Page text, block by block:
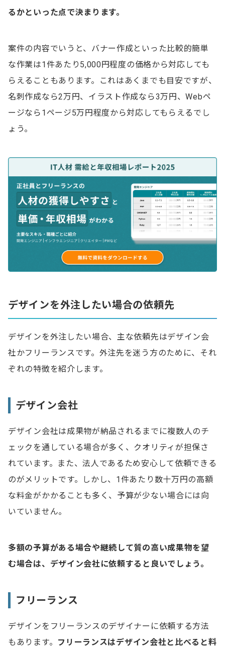
るかといった点で決まります。
案件の内容でいうと、バナー作成といった比較的簡単
な作業は1件あたり5,000円程度の価格から対応しても
らえることもあります。これはあくまでも目安ですが、
名刺作成なら2万円、イラスト作成なら3万円、Webペ
ージなら1ページ5万円程度から対応してもらえるでし
ょう。
デザインを外注したい場合の依頼先
デザインを外注したい場合、主な依頼先はデザイン会
社かフリーランスです。外注先を迷う方のために、それ
ぞれの特徴を紹介します。
デザイン会社
デザイン会社は成果物が納品されるまでに複数人のチ
ェックを通している場合が多く、クオリティが担保さ
れています。また、法人であるため安心して依頼できる
のがメリットです。しかし、1件あたり数十万円の高額
な料金がかかることも多く、予算が少ない場合には向
いていません。
多額の予算がある場合や継続して質の高い成果物を望
む場合は、デザイン会社に依頼すると良いでしょう。
フリーランス
デザインをフリーランスのデザイナーに依頼する方法
もあります。 フリーランスはデザイン会社と比べると料